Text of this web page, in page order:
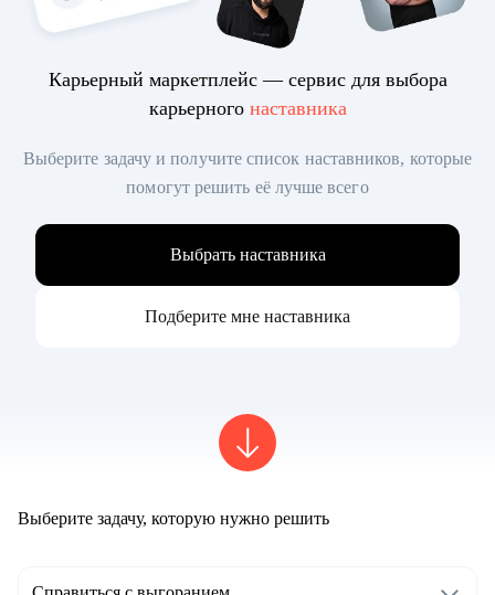
Карьерный маркетплейс — сервис для выбора
карьерного наставника
Выберите задачу и получите список наставников, которые
помогут решить её лучше всего
Выбрать наставника
Подберите мне наставника
Выберите задачу, которую нужно решить